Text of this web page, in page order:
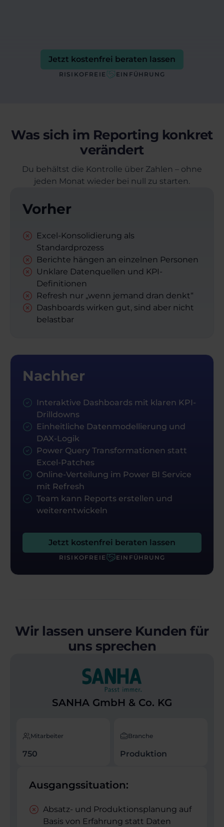
Jetzt kostenfrei beraten lassen
RISIKOFREIE EINFÜHRUNG
Was sich im Reporting konkret
verändert
Du behältst die Kontrolle über Zahlen – ohne
jeden Monat wieder bei null zu starten.
Vorher
Excel-Konsolidierung als
Standardprozess
Berichte hängen an einzelnen Personen
Unklare Datenquellen und KPI-
Definitionen
Refresh nur „wenn jemand dran denkt“
Dashboards wirken gut, sind aber nicht
belastbar
Nachher
Interaktive Dashboards mit klaren KPI-
Drilldowns
Einheitliche Datenmodellierung und
DAX-Logik
Power Query Transformationen statt
Excel-Patches
Online-Verteilung im Power BI Service
mit Refresh
Team kann Reports erstellen und
weiterentwickeln
Jetzt kostenfrei beraten lassen
RISIKOFREIE EINFÜHRUNG
Wir lassen unsere Kunden für
uns sprechen
SANHA GmbH & Co. KG
Mitarbeiter
750
Branche
Produktion
Ausgangssituation:
Absatz- und Produktions­planung auf
Basis von Erfahrung statt Daten